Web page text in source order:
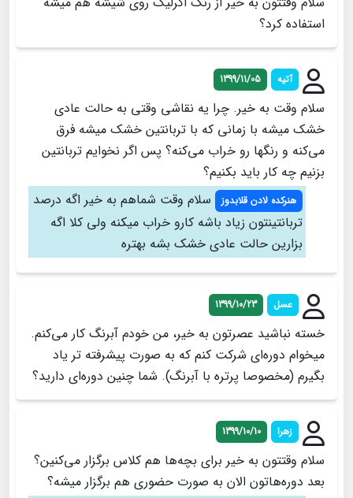
استفاده کرد؟
آتیه 1399/11/05
سلام وقت به خیر. چرا یه نقاشی وقتی به حالت عادی
خشک میشه با زمانی که با تربانتین خشک میشه فرق
می‌کنه و رنگها رو خراب می‌کنه؟ پس اگر نخوایم تربانتین
بزنیم چه کار باید بکنیم؟
هنرکده لادن قلابدوز
سلام وقت شماهم به خير اگه درصد
تربانتينتون زياد باشه كارو خراب ميكنه ولي كلا اگه
بزارين حالت عادي خشك بشه بهتره
عسل 1399/10/23
خسته نباشید عصرتون به خیر، من خودم آبرنگ کار می‌کنم.
میخوام دوره‌ای شرکت کنم که به صورت پیشرفته تر یاد
بگیرم (مخصوصا پرتره با آبرنگ). شما چنین دوره‌ای دارید؟
زهرا 1399/10/10
سلام وقتتون به خیر برای بچه‌ها هم کلاس برگزار می‌کنین؟
بعد دوره‌هاتون الان به صورت حضوری هم برگزار میشه؟